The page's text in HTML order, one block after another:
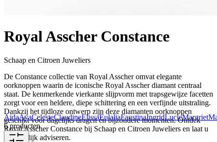
Royal Asscher Constance
Schaap en Citroen Juweliers
De Constance collectie van Royal Asscher omvat elegante
oorknoppen waarin de iconische Royal Asscher diamant centraal
staat. De kenmerkende vierkante slijpvorm met trapsgewijze facetten
zorgt voor een heldere, diepe schittering en een verfijnde uitstraling.
Dankzij het tijdloze ontwerp zijn deze diamanten oorknoppen
geschikt voor dagelijks dragen én bijzondere momenten. Ontdek
Royal Asscher Constance bij Schaap en Citroen Juweliers en laat u
persoonlijk adviseren.
AidaAvaCelesteClaudineElissaEulaliaFaustinaIngridLucieMargriet
6 producten